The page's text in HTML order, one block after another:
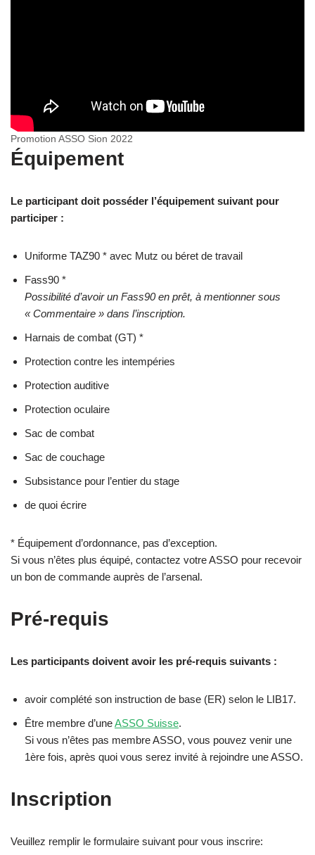
Promotion ASSO Sion 2022
Équipement
Le participant doit posséder l’équipement suivant pour
participer :
Uniforme TAZ90 * avec Mutz ou béret de travail
Fass90 *
Possibilité d’avoir un Fass90 en prêt, à mentionner sous
« Commentaire » dans l’inscription.
Harnais de combat (GT) *
Protection contre les intempéries
Protection auditive
Protection oculaire
Sac de combat
Sac de couchage
Subsistance pour l’entier du stage
de quoi écrire
* Équipement d’ordonnance, pas d’exception.
Si vous n’êtes plus équipé, contactez votre ASSO pour recevoir
un bon de commande auprès de l’arsenal.
Pré-requis
Les participants doivent avoir les pré-requis suivants :
avoir complété son instruction de base (ER) selon le LIB17.
Être membre d’uneASSO Suisse.
Si vous n’êtes pas membre ASSO, vous pouvez venir une
1ère fois, après quoi vous serez invité à rejoindre une ASSO.
Inscription
Veuillez remplir le formulaire suivant pour vous inscrire: